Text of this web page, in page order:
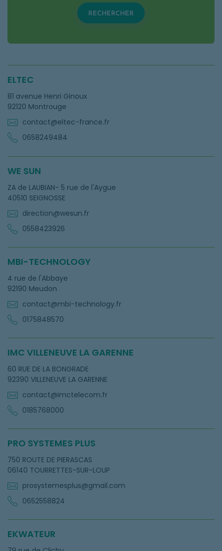
RECHERCHER
ELTEC
81 avenue Henri Ginoux
92120 Montrouge
contact@eltec-france.fr
0658249484
WE SUN
ZA de LAUBIAN- 5 rue de l'Aygue
40510 SEIGNOSSE
direction@wesun.fr
0558423926
MBI-TECHNOLOGY
4 rue de l'Abbaye
92190 Meudon
contact@mbi-technology.fr
0175848570
IMC VILLENEUVE LA GARENNE
60 RUE DE LA BONGRADE
92390 VILLENEUVE LA GARENNE
contact@imctelecom.fr
0185768000
PRO SYSTEMES PLUS
750 ROUTE DE PIERASCAS
06140 TOURRETTES-SUR-LOUP
prosystemesplus@gmail.com
0652558824
EKWATEUR